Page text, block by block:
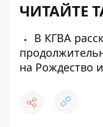
ЧИТАЙТЕ
В КГВА
на Рождество